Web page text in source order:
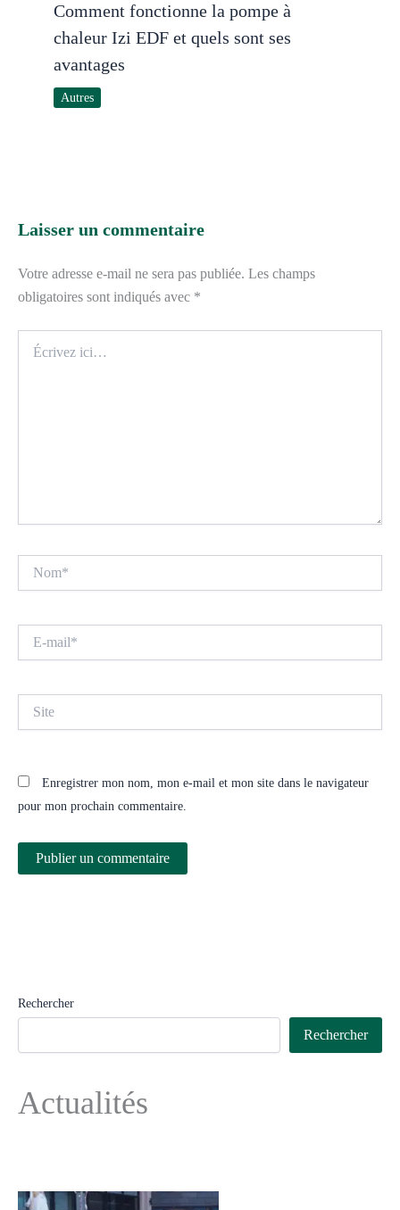
Comment fonctionne la pompe à
chaleur Izi EDF et quels sont ses
avantages
Autres
Laisser un commentaire
Votre adresse e-mail ne sera pas publiée. Les champs
obligatoires sont indiqués avec *
ici…
mail*
Enregistrer mon nom, mon e-mail et mon site dans le navigateur
pour mon prochain commentaire.
Rechercher
Rechercher
Actualités